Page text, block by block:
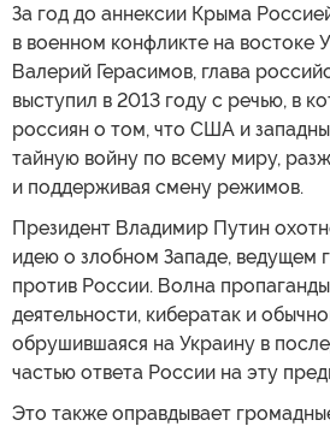
За год до аннексии Крыма
в военном конфликте на востоке
Валерий Герасимов, глава
выступил в 2013 году с речью, в
россиян о том, что США и
тайную войну по всему миру,
и поддерживая смену режимов.
Президент Владимир Путин
идею о злобном Западе, ведущем
против России. Волна
деятельности, кибератак и
обрушившаяся на Украину в
частью ответа России на эту
Это также оправдывает